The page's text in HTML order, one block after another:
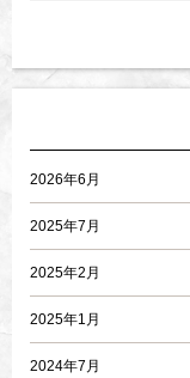
2026年6月
2025年7月
2025年2月
2025年1月
2024年7月